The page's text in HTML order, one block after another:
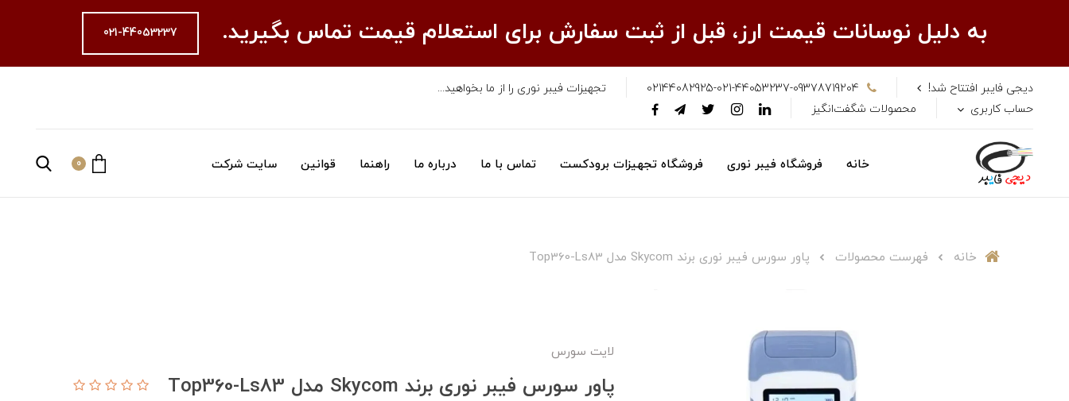
به دلیل نوسانات قیمت ارز، قبل از ثبت سفارش برای استعلام قیمت تماس بگیرید. 021-44053237
دیجی فایبر افتتاح شد! 02144082925-021-44053237-09378719204
تجهیزات فیبر نوری را از ما بخواهید...
حساب کاربری
محصولات شگفت‌انگیز
خانه فروشگاه فیبر نوری فروشگاه تجهیزات برودکست تماس با ما درباره ما راهنما قوانین سایت شرکت 0
خانه فهرست محصولات پاور سورس فیبر نوری برند Skycom مدل Top360-Ls83
لایت سورس
پاور سورس فیبر نوری برند Skycom مدل Top360-Ls83